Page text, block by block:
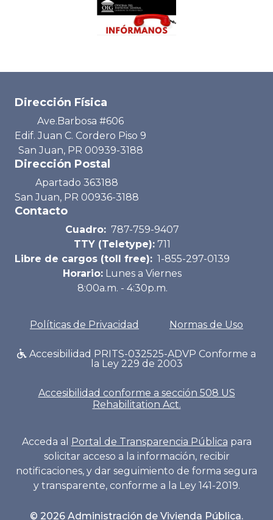
Dirección Física
Ave.Barbosa #606
Edif. Juan C. Cordero Piso 9
San Juan, PR 00939-3188
Dirección Postal
Apartado 363188
San Juan, PR 00936-3188
Contacto
Cuadro: 787-759-9407
TTY (Teletype): 711
Libre de cargos (toll free): 1-855-297-0139
Horario: Lunes a Viernes
8:00a.m. - 4:30p.m.
Políticas de Privacidad Normas de Uso
Accesibilidad PRITS-032525-ADVP Conforme a
la Ley 229 de 2003
Accesibilidad conforme a sección 508 US
Rehabilitation Act.
Acceda al Portal de Transparencia Pública para
solicitar acceso a la información, recibir
notificaciones, y dar seguimiento de forma segura
y transparente, conforme a la Ley 141-2019.
© 2026 Administración de Vivienda Pública.